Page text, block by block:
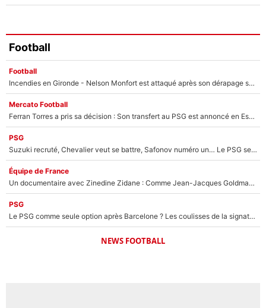
Football
Football
Incendies en Gironde - Nelson Monfort est attaqué après son dérapage sur CNews : «Et lui, il prend combien pour parler dans un studio climatisé?»
Mercato Football
Ferran Torres a pris sa décision : Son transfert au PSG est annoncé en Espagne !
PSG
Suzuki recruté, Chevalier veut se battre, Safonov numéro un… Le PSG se lance encore dans un gros chantier pour le poste de gardien de but
Équipe de France
Un documentaire avec Zinedine Zidane : Comme Jean-Jacques Goldman et Mylène Farmer, le nouveau sélectionneur de l'équipe de France a recalé une journaliste très connue
PSG
Le PSG comme seule option après Barcelone ? Les coulisses de la signature historique de Lionel Messi sont révélées au grand jour !
NEWS FOOTBALL